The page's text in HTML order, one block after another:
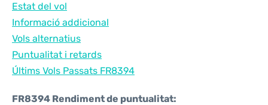
Estat del vol
Informació addicional
Vols alternatius
Puntualitat i retards
Últims Vols Passats FR8394
FR8394 Rendiment de puntualitat: